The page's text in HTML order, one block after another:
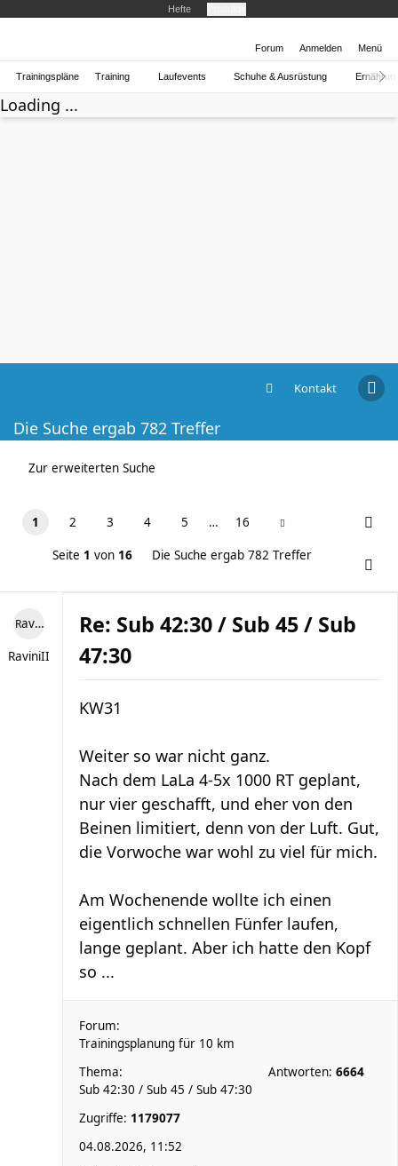
Hefte
Forum Anmelden Menü
Trainingspläne Training Laufevents Schuhe & Ausrüstung
Loading ...
Kontakt
Die Suche ergab 782 Treffer
Zur erweiterten Suche
1 2 3 4 5 … 16
Seite 1 von 16 Die Suche ergab 782 Treffer
RaviniII
RaviniII
Re: Sub 42:30 / Sub 45 / Sub
47:30
KW31
Weiter so war nicht ganz.
Nach dem LaLa 4-5x 1000 RT geplant,
nur vier geschafft, und eher von den
Beinen limitiert, denn von der Luft. Gut,
die Vorwoche war wohl zu viel für mich.
Am Wochenende wollte ich einen
eigentlich schnellen Fünfer laufen,
lange geplant. Aber ich hatte den Kopf
so ...
Forum:
Trainingsplanung für 10 km
Thema:
Sub 42:30 / Sub 45 / Sub 47:30
Antworten: 6664
Zugriffe: 1179077
04.08.2026, 11:52